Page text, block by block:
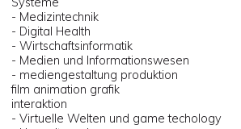
- Medizintechnik
- Digital Health
- Wirtschaftsinformatik
- Medien und Informationswesen
- mediengestaltung produktion
film animation grafik
interaktion
- Virtuelle Welten und game techology